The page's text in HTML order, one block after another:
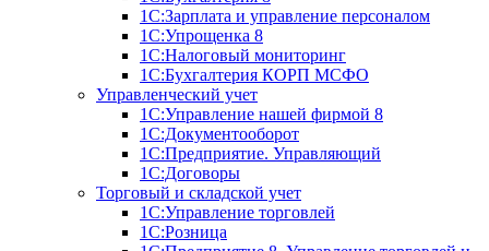
1С:Зарплата и управление персоналом
1С:Упрощенка 8
1С:Налоговый мониторинг
1С:Бухгалтерия КОРП МСФО
Управленческий учет
1С:Управление нашей фирмой 8
1С:Документооборот
1С:Предприятие. Управляющий
1С:Договоры
Торговый и складской учет
1С:Управление торговлей
1С:Розница